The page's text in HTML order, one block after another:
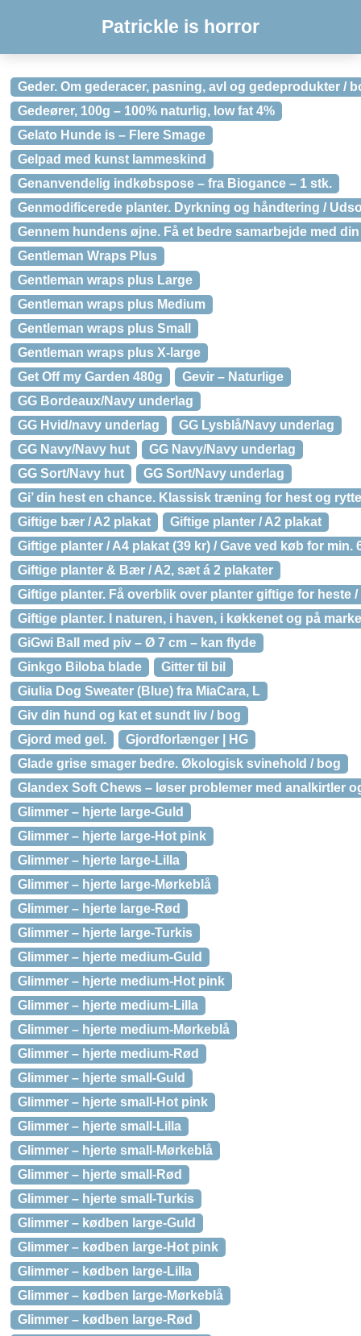
Patrickle is horror
Geder. Om gederacer, pasning, avl og gedeprodukter /
Gedeører, 100g – 100% naturlig, low fat 4%
Gelato Hunde is – Flere Smage
Gelpad med kunst lammeskind
Genanvendelig indkøbspose – fra Biogance – 1 stk.
Genmodificerede planter. Dyrkning og håndtering /
Gennem hundens øjne. Få et bedre samarbejde med
Gentleman Wraps Plus
Gentleman wraps plus Large
Gentleman wraps plus Medium
Gentleman wraps plus Small
Gentleman wraps plus X-large
Get Off my Garden 480g
Gevir – Naturlige
GG Bordeaux/Navy underlag
GG Hvid/navy underlag
GG Lysblå/Navy underlag
GG Navy/Navy hut
GG Navy/Navy underlag
GG Sort/Navy hut
GG Sort/Navy underlag
Gi’ din hest en chance. Klassisk træning for hest og
Giftige bær / A2 plakat
Giftige planter / A2 plakat
Giftige planter / A4 plakat (39 kr) / Gave ved køb for min.
Giftige planter & Bær / A2, sæt á 2 plakater
Giftige planter. Få overblik over planter giftige for heste
Giftige planter. I naturen, i haven, i køkkenet og på
GiGwi Ball med piv – Ø 7 cm – kan flyde
Ginkgo Biloba blade
Gitter til bil
Giulia Dog Sweater (Blue) fra MiaCara, L
Giv din hund og kat et sundt liv / bog
Gjord med gel.
Gjordforlænger | HG
Glade grise smager bedre. Økologisk svinehold / bog
Glandex Soft Chews – løser problemer med analkirtler
Glimmer – hjerte large-Guld
Glimmer – hjerte large-Hot pink
Glimmer – hjerte large-Lilla
Glimmer – hjerte large-Mørkeblå
Glimmer – hjerte large-Rød
Glimmer – hjerte large-Turkis
Glimmer – hjerte medium-Guld
Glimmer – hjerte medium-Hot pink
Glimmer – hjerte medium-Lilla
Glimmer – hjerte medium-Mørkeblå
Glimmer – hjerte medium-Rød
Glimmer – hjerte small-Guld
Glimmer – hjerte small-Hot pink
Glimmer – hjerte small-Lilla
Glimmer – hjerte small-Mørkeblå
Glimmer – hjerte small-Rød
Glimmer – hjerte small-Turkis
Glimmer – kødben large-Guld
Glimmer – kødben large-Hot pink
Glimmer – kødben large-Lilla
Glimmer – kødben large-Mørkeblå
Glimmer – kødben large-Rød